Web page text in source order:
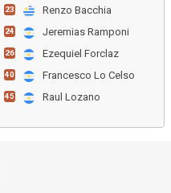
23 Renzo Bacchia
24 Jeremias Ramponi
26 Ezequiel Forclaz
40 Francesco Lo Celso
45 Raul Lozano